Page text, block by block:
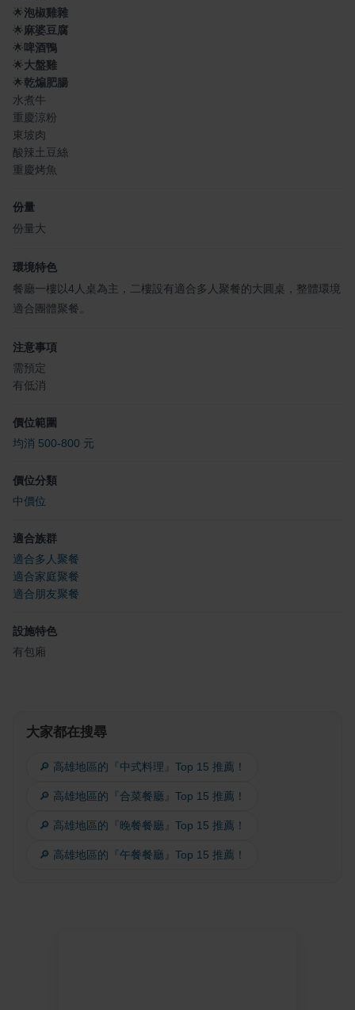
🌟泡椒雞雜
🌟 麻婆豆腐
🌟啤酒鴨
🌟大盤雞
🌟乾煸肥腸
水煮牛
重慶涼粉
東坡肉
酸辣土豆絲
重慶烤魚
份量
份量大
環境特色
餐廳一樓以4人桌為主，二樓設有適合多人聚餐的大圓桌，整體環境
適合團體聚餐。
注意事項
需預定
有低消
價位範圍
均消 500-800 元
價位分類
中價位
適合族群
適合多人聚餐
適合家庭聚餐
適合朋友聚餐
設施特色
有包廂
大家都在搜尋
🔎 高雄地區的『中式料理』Top 15 推薦！
🔎 高雄地區的『合菜餐廳』Top 15 推薦！
🔎 高雄地區的『晚餐餐廳』Top 15 推薦！
🔎 高雄地區的『午餐餐廳』Top 15 推薦！